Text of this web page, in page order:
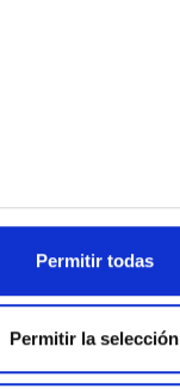
Permitir todas
Permitir la selección
tienes cuenta?